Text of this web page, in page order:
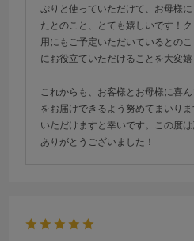
ぷりと使っていただけて、お母様
たとのこと、とても嬉しいです！
用にもご予定いただいているとの
にお役立ていただけることを大変嬉
これからも、お客様とお母様に喜
をお届けできるよう努めてまいり
いただけますと幸いです。この度
ありがとうございました！